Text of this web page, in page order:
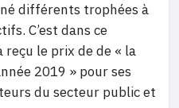
différents trophées à
C’est dans ce
reçu le prix de de « la
2019 » pour ses
du secteur public et